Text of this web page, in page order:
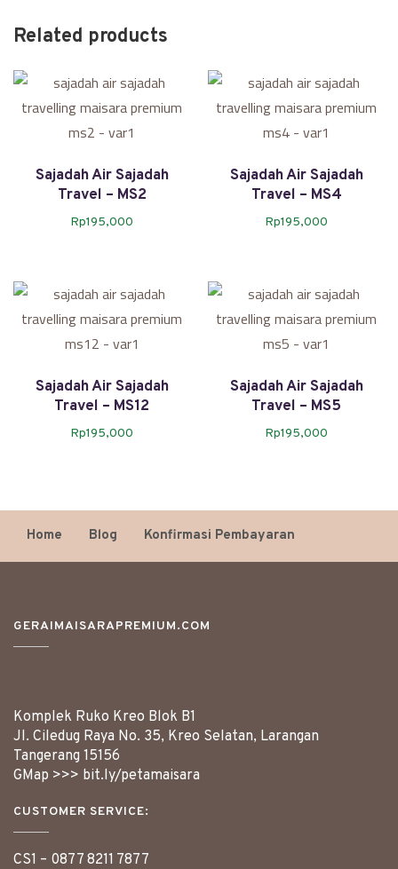
Related products
Sajadah Air Sajadah
Travel – MS2
Rp195,000
Sajadah Air Sajadah
Travel – MS4
Rp195,000
Sajadah Air Sajadah
Travel – MS12
Rp195,000
Sajadah Air Sajadah
Travel – MS5
Rp195,000
Home Blog Konfirmasi Pembayaran
GERAIMAISARAPREMIUM.COM
Komplek Ruko Kreo Blok B1
Jl. Ciledug Raya No. 35, Kreo Selatan, Larangan
Tangerang 15156
GMap >>> bit.ly/petamaisara
CUSTOMER SERVICE:
CS1 – 0877 8211 7877